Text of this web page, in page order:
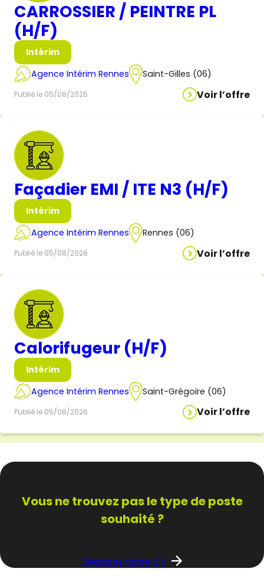
CARROSSIER / PEINTRE PL
(H/F)
Intérim
Agence Intérim Rennes
Saint-Gilles (06)
Publié le 05/08/2026 Voir l’offre
Façadier EMI / ITE N3 (H/F)
Intérim
Agence Intérim Rennes
Rennes (06)
Publié le 05/08/2026 Voir l’offre
Calorifugeur (H/F)
Intérim
Agence Intérim Rennes
Saint-Grégoire (06)
Publié le 05/08/2026 Voir l’offre
Vous ne trouvez pasle type de poste
souhaité ?
Déposez votre CV